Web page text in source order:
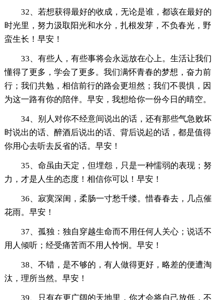
32、若想获得最好的收成，无论是谁，都该在最好的
时光里，努力汲取阳光和水分，扎根发芽，不负春光，野
蛮生长！早安！
33、有些人，有些事将会永远放在心上。生活让我们
懂得了更多，学会了更多。我们满怀青春的梦想，奋力前
行；我们共勉，相信前行的路会更坦然；我们不畏惧，因
为这一路有你的陪伴。早安，我想给你一份今日的晴空。
34、别人对你不经意间说出的话，还有那些气急败坏
时说出的话、醉酒后说出的话、背后说起的话，都是值得
你用心去听去反省的话。早安！
35、命虽由天定，但埋怨，只是一种懦弱的表现；努
力，才是人生的态度！相信你可以！早安！
36、寂寞深闺，柔肠一寸愁千缕。惜春春去，几点催
花雨。早安！
37、孤独：独自穿越生命而不用任何人关心；说话不
用人倾听；经受痛苦而不用人怜悯。早安！
38、不错，是不够的，有人做得更好，略差的便遭淘
汰，理所当然。早安！
39、只有在更广阔的天地里，你才会将自己放低，不